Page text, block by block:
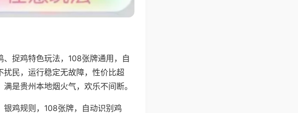
、捉鸡特色玩法，108张牌通用，自
民，运行稳定无故障，性价比超
是贵州本地烟火气，欢乐不间断。
鸡规则，108张牌，自动识别鸡